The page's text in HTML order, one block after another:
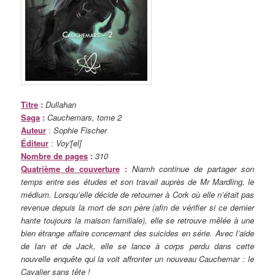
Titre : Dullahan
Saga : Cauchemars, tome 2
Auteur :Sophie Fischer
Éditeur : Voy'[el]
Nombre de pages : 310
Quatrième de couverture: Niamh continue de partager son
temps entre ses études et son travail auprès de Mr Mardling, le
médium. Lorsqu’elle décide de retourner à Cork où elle n’était pas
revenue depuis la mort de son père (afin de vérifier si ce dernier
hante toujours la maison familiale), elle se retrouve mêlée à une
bien étrange affaire concernant des suicides en série. Avec l’aide
de Ian et de Jack, elle se lance à corps perdu dans cette
nouvelle enquête qui la voit affronter un nouveau Cauchemar : le
Cavalier sans tête !